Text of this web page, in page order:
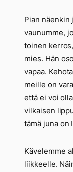
Pian näenkin
vaunumme,
toinen
mies. Hän
vapaa.
meille on
että ei voi
vilkaisen
tämä juna on
Kävelemme
liikkeelle.